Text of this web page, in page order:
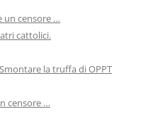
un censore …
cattolici.
la truffa di OPPT
censore …